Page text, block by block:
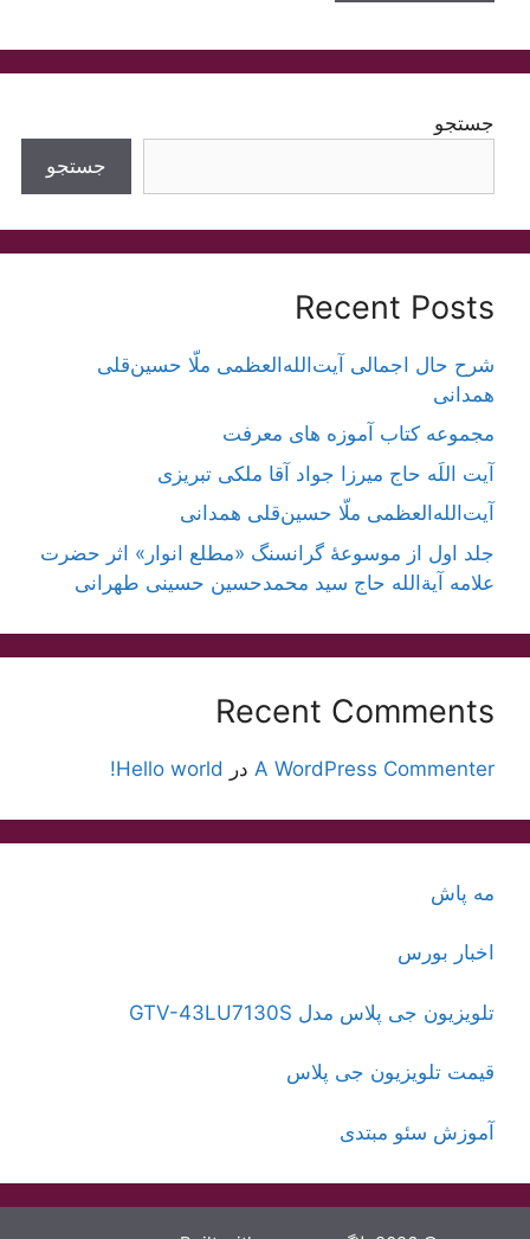
جستجو
جستجو
Recent Posts
شرح حال اجمالی آیت‌الله‌العظمی ملّا حسین‌قلی
همدانی
مجموعه کتاب آموزه های معرفت
آیت اللَه حاج میرزا جواد آقا ملکی تبریزی
آیت‌الله‌العظمی ملّا حسین‌قلی همدانی
جلد اول از موسوعۀ گرانسنگ «مطلع انوار» اثر حضرت
علامه آیة‌الله حاج سید محمدحسین حسینی طهرانی
Recent Comments
A WordPress Commenter در Hello world!
مه پاش
اخبار بورس
تلویزیون جی پلاس مدل GTV-43LU7130S
قیمت تلویزیون جی پلاس
آموزش سئو مبتدی